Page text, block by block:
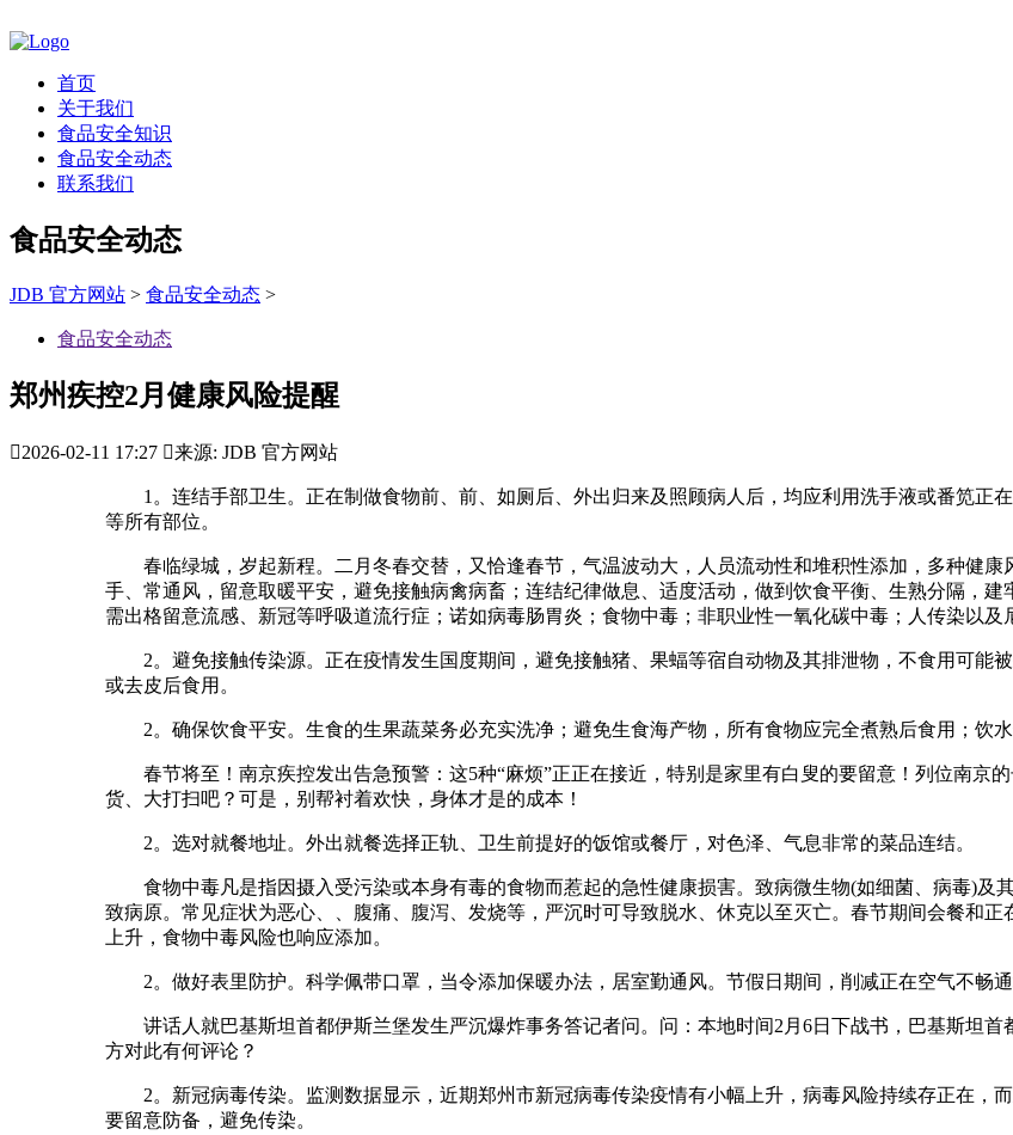
首页
关于我们
食品安全知识
食品安全动态
联系我们
食品安全动态
JDB 官方网站 > 食品安全动态 >
食品安全动态
郑州疾控2月健康风险提醒
2026-02-11 17:27 来源: JDB 官方网站
1。连结手部卫生。正在制做食物前、前、如厕后、外出归来及照顾病人后，均应利用洗手液或番笕正
等所有部位。
春临绿城，岁起新程。二月冬春交替，又恰逢春节，气温波动大，人员流动性和堆积性添加，多种健康
手、常通风，留意取暖平安，避免接触病禽病畜；连结纪律做息、适度活动，做到饮食平衡、生熟分隔，
需出格留意流感、新冠等呼吸道流行症；诺如病毒肠胃炎；食物中毒；非职业性一氧化碳中毒；人传染以及
2。避免接触传染源。正在疫情发生国度期间，避免接触猪、果蝠等宿自动物及其排泄物，不食用可能
或去皮后食用。
2。确保饮食平安。生食的生果蔬菜务必充实洗净；避免生食海产物，所有食物应完全煮熟后食用；饮水
春节将至！南京疾控发出告急预警：这5种“麻烦”正正在接近，特别是家里有白叟的要留意！列位南京
货、大打扫吧？可是，别帮衬着欢快，身体才是的成本！
2。选对就餐地址。外出就餐选择正轨、卫生前提好的饭馆或餐厅，对色泽、气息非常的菜品连结。
食物中毒凡是指因摄入受污染或本身有毒的食物而惹起的急性健康损害。致病微生物(如细菌、病毒)及
致病原。常见症状为恶心、、腹痛、腹泻、发烧等，严沉时可导致脱水、休克以至灭亡。春节期间会餐和
上升，食物中毒风险也响应添加。
2。做好表里防护。科学佩带口罩，当令添加保暖办法，居室勤通风。节假日期间，削减正在空气不畅通
讲话人就巴基斯坦首都伊斯兰堡发生严沉爆炸事务答记者问。问：本地时间2月6日下战书，巴基斯坦首
方对此有何评论？
2。新冠病毒传染。监测数据显示，近期郑州市新冠病毒传染疫情有小幅上升，病毒风险持续存正在，
要留意防备，避免传染。